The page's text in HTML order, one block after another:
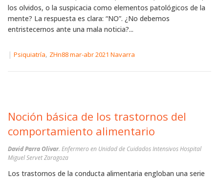
los olvidos, o la suspicacia como elementos patológicos de la
mente? La respuesta es clara: “NO”. ¿No debemos
entristecernos ante una mala noticia?...
| Psiquiatría, ZHn88 mar-abr 2021 Navarra
Noción básica de los trastornos del
comportamiento alimentario
David Parra Olivar. Enfermero en Unidad de Cuidados Intensivos Hospital
Miguel Servet Zaragoza
Los trastornos de la conducta alimentaria engloban una serie